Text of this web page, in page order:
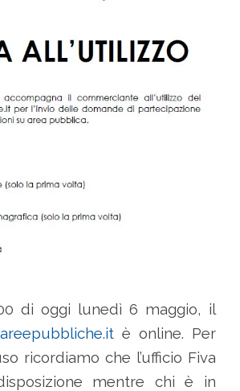
di oggi lunedì 6 maggio, il
è online. Per
ricordiamo che l’ufficio Fiva
mentre chi è in